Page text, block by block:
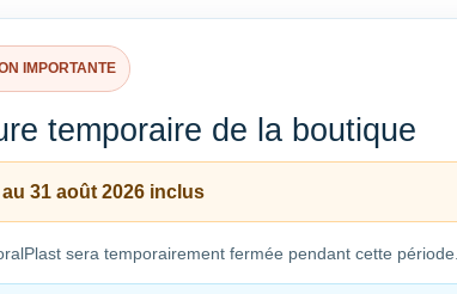
Consulter la FAQ →
notices
notices produits
configuration.
IMPORTANTE
temporaire de la boutique
31 août 2026 inclus
sera temporairement fermée pendant cette période.